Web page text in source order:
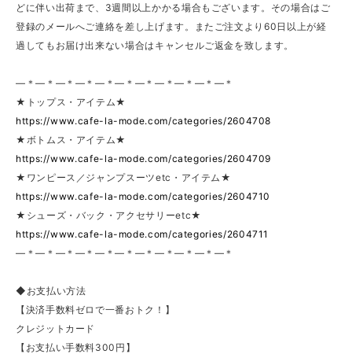
どに伴い出荷まで、3週間以上かかる場合もございます。その場合はご
登録のメールへご連絡を差し上げます。またご注文より60日以上が経
過してもお届け出来ない場合はキャンセルご返金を致します。
—＊—＊—＊—＊—＊—＊—＊—＊—＊—＊—＊
★トップス・アイテム★
https://www.cafe-la-mode.com/categories/2604708
★ボトムス・アイテム★
https://www.cafe-la-mode.com/categories/2604709
★ワンピース／ジャンプスーツetc・アイテム★
https://www.cafe-la-mode.com/categories/2604710
★シューズ・バック・アクセサリーetc★
https://www.cafe-la-mode.com/categories/2604711
—＊—＊—＊—＊—＊—＊—＊—＊—＊—＊—＊
◆お支払い方法
【決済手数料ゼロで一番おトク！】
クレジットカード
【お支払い手数料300円】